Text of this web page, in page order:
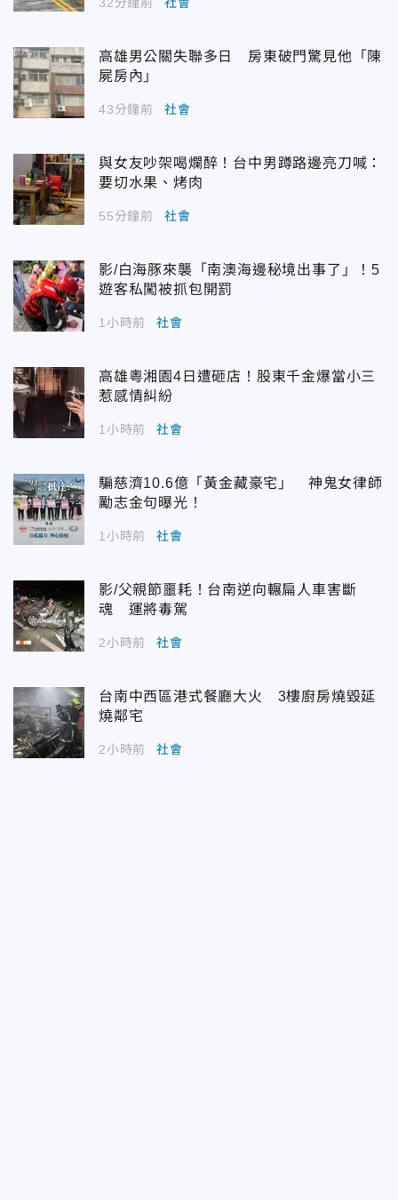
32分鐘前 社會
高雄男公關失聯多日 房東破門驚見他「陳
屍房內」
43分鐘前 社會
與女友吵架喝爛醉！台中男蹲路邊亮刀喊：
要切水果、烤肉
55分鐘前 社會
影/白海豚來襲「南澳海邊秘境出事了」！5
遊客私闖被抓包開罰
1小時前 社會
高雄粵湘園4日遭砸店！股東千金爆當小三
惹感情糾紛
1小時前 社會
騙慈濟10.6億「黃金藏豪宅」 神鬼女律師
勵志金句曝光！
1小時前 社會
影/父親節噩耗！台南逆向輾扁人車害斷
魂 運將毒駕
2小時前 社會
台南中西區港式餐廳大火 3樓廚房燒毀延
燒鄰宅
2小時前 社會